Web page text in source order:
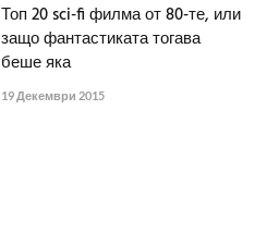
Топ 20 sci-fi филма от 80-те, или
защо фантастиката тогава
беше яка
19 Декември 2015